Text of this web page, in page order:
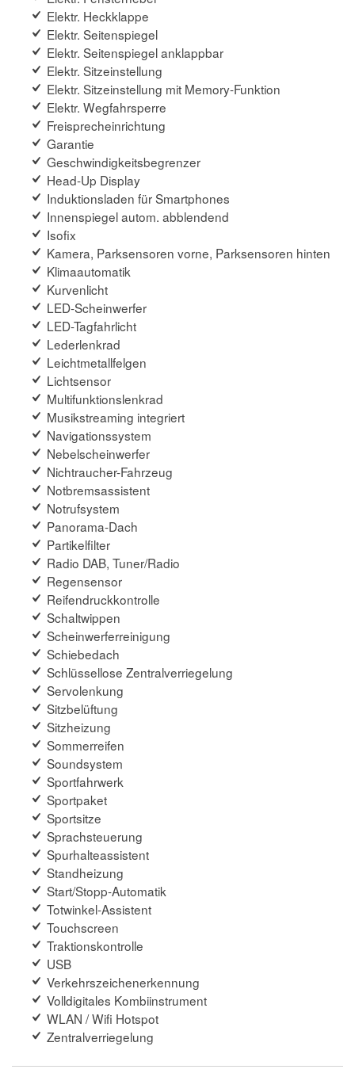
Elektr. Heckklappe
Elektr. Seitenspiegel
Elektr. Seitenspiegel anklappbar
Elektr. Sitzeinstellung
Elektr. Sitzeinstellung mit Memory-Funktion
Elektr. Wegfahrsperre
Freisprecheinrichtung
Garantie
Geschwindigkeitsbegrenzer
Head-Up Display
Induktionsladen für Smartphones
Innenspiegel autom. abblendend
Isofix
Kamera, Parksensoren vorne, Parksensoren hinten
Klimaautomatik
Kurvenlicht
LED-Scheinwerfer
LED-Tagfahrlicht
Lederlenkrad
Leichtmetallfelgen
Lichtsensor
Multifunktionslenkrad
Musikstreaming integriert
Navigationssystem
Nebelscheinwerfer
Nichtraucher-Fahrzeug
Notbremsassistent
Notrufsystem
Panorama-Dach
Partikelfilter
Radio DAB, Tuner/Radio
Regensensor
Reifendruckkontrolle
Schaltwippen
Scheinwerferreinigung
Schiebedach
Schlüssellose Zentralverriegelung
Servolenkung
Sitzbelüftung
Sitzheizung
Sommerreifen
Soundsystem
Sportfahrwerk
Sportpaket
Sportsitze
Sprachsteuerung
Spurhalteassistent
Standheizung
Start/Stopp-Automatik
Totwinkel-Assistent
Touchscreen
Traktionskontrolle
USB
Verkehrszeichenerkennung
Volldigitales Kombiinstrument
WLAN / Wifi Hotspot
Zentralverriegelung